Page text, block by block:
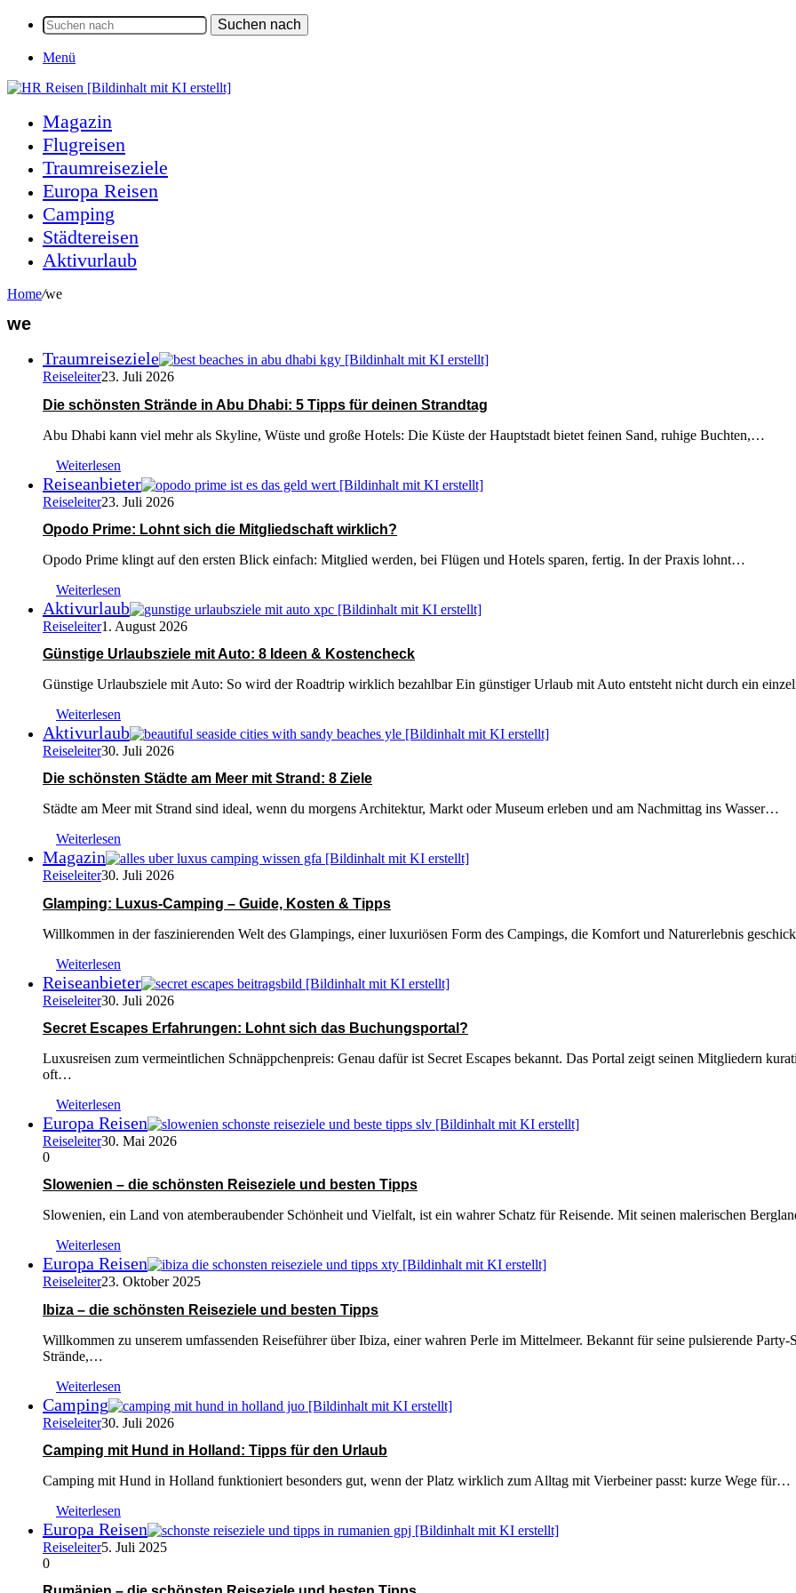
Suchen nach
Menü
Magazin
Flugreisen
Traumreiseziele
Europa Reisen
Camping
Städtereisen
Aktivurlaub
Home/we
we
Traumreiseziele
Reiseleiter23. Juli 2026
Die schönsten Strände in Abu Dhabi: 5 Tipps für deinen Strandtag
Abu Dhabi kann viel mehr als Skyline, Wüste und große Hotels: Die Küste der Hauptstadt bietet feinen Sand, ruhige Buchten,…
Weiterlesen
Reiseanbieter
Reiseleiter23. Juli 2026
Opodo Prime: Lohnt sich die Mitgliedschaft wirklich?
Opodo Prime klingt auf den ersten Blick einfach: Mitglied werden, bei Flügen und Hotels sparen, fertig. In der Praxis lohnt…
Weiterlesen
Aktivurlaub
Reiseleiter1. August 2026
Günstige Urlaubsziele mit Auto: 8 Ideen & Kostencheck
Günstige Urlaubsziele mit Auto: So wird der Roadtrip wirklich bezahlbar Ein günstiger Urlaub mit Auto entsteht nicht durch ein
Weiterlesen
Aktivurlaub
Reiseleiter30. Juli 2026
Die schönsten Städte am Meer mit Strand: 8 Ziele
Städte am Meer mit Strand sind ideal, wenn du morgens Architektur, Markt oder Museum erleben und am Nachmittag ins Wasser…
Weiterlesen
Magazin
Reiseleiter30. Juli 2026
Glamping: Luxus-Camping – Guide, Kosten & Tipps
Willkommen in der faszinierenden Welt des Glampings, einer luxuriösen Form des Campings, die Komfort und Naturerlebnis
Weiterlesen
Reiseanbieter
Reiseleiter30. Juli 2026
Secret Escapes Erfahrungen: Lohnt sich das Buchungsportal?
Luxusreisen zum vermeintlichen Schnäppchenpreis: Genau dafür ist Secret Escapes bekannt. Das Portal zeigt seinen Mitgliedern
oft…
Weiterlesen
Europa Reisen
Reiseleiter30. Mai 2026
0
Slowenien – die schönsten Reiseziele und besten Tipps
Slowenien, ein Land von atemberaubender Schönheit und Vielfalt, ist ein wahrer Schatz für Reisende. Mit seinen malerischen
Weiterlesen
Europa Reisen
Reiseleiter23. Oktober 2025
Ibiza – die schönsten Reiseziele und besten Tipps
Willkommen zu unserem umfassenden Reiseführer über Ibiza, einer wahren Perle im Mittelmeer. Bekannt für seine pulsierende Party-
Strände,…
Weiterlesen
Camping
Reiseleiter30. Juli 2026
Camping mit Hund in Holland: Tipps für den Urlaub
Camping mit Hund in Holland funktioniert besonders gut, wenn der Platz wirklich zum Alltag mit Vierbeiner passt: kurze Wege für…
Weiterlesen
Europa Reisen
Reiseleiter5. Juli 2025
0